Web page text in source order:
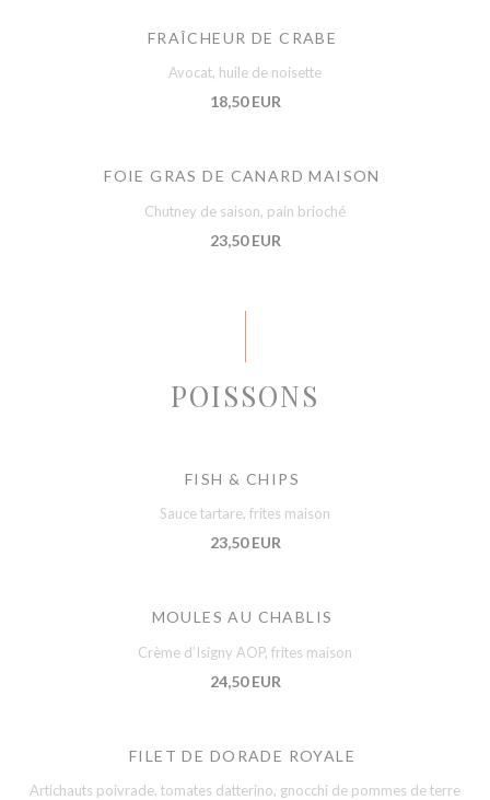
FRAÎCHEUR DE CRABE
Avocat, huile de noisette
18,50 EUR
FOIE GRAS DE CANARD MAISON
Chutney de saison, pain brioché
23,50 EUR
POISSONS
FISH & CHIPS
Sauce tartare, frites maison
23,50 EUR
MOULES AU CHABLIS
Crème d’Isigny AOP, frites maison
24,50 EUR
FILET DE DORADE ROYALE
Artichauts poivrade, tomates datterino, gnocchi de pommes de terre